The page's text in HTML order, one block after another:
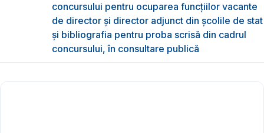
concursului pentru ocuparea funcțiilor vacante
de director și director adjunct din școlile de stat
și bibliografia pentru proba scrisă din cadrul
concursului, în consultare publică